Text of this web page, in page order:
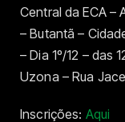
Central da ECA –
– Butantã –
– Dia 1º/12 – das
Uzona – Rua
Inscrições: Aqui